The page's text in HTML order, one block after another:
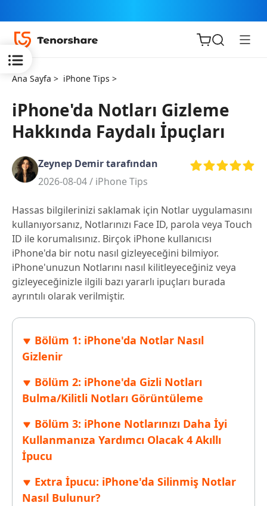
ReiBoot
PDNob
iAnyGo
Ana Sayfa > iPhone Tips >
iPhone'da Notları Gizleme
Hakkında Faydalı İpuçları
Zeynep Demir tarafından
2026-08-04 / iPhone Tips
Hassas bilgilerinizi saklamak için Notlar uygulamasını
kullanıyorsanız, Notlarınızı Face ID, parola veya Touch
ID ile korumalısınız. Birçok iPhone kullanıcısı
iPhone'da bir notu nasıl gizleyeceğini bilmiyor.
iPhone'unuzun Notlarını nasıl kilitleyeceğiniz veya
gizleyeceğinizle ilgili bazı yararlı ipuçları burada
ayrıntılı olarak verilmiştir.
Bölüm 1: iPhone'da Notlar Nasıl
Gizlenir
Bölüm 2: iPhone'da Gizli Notları
Bulma/Kilitli Notları Görüntüleme
Bölüm 3: iPhone Notlarınızı Daha İyi
Kullanmanıza Yardımcı Olacak 4 Akıllı
İpucu
Extra İpucu: iPhone'da Silinmiş Notlar
Nasıl Bulunur?